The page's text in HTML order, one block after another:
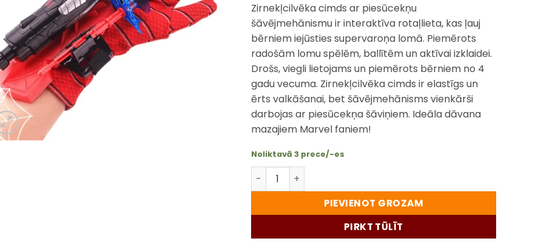
Zirnekļcilvēka cimds ar piesūcekņu
šāvējmehānismu ir interaktīva rotaļlieta, kas ļauj
bērniem iejūsties supervaroņa lomā. Piemērots
radošām lomu spēlēm, ballītēm un aktīvai izklaidei.
Drošs, viegli lietojams un piemērots bērniem no 4
gadu vecuma. Zirnekļcilvēka cimds ir elastīgs un
ērts valkāšanai, bet šāvējmehānisms vienkārši
darbojas ar piesūcekņa šāviņiem. Ideāla dāvana
mazajiem Marvel faniem!
Noliktavā 3 prece/-es
Zirnekļcilvēka Cimds ar šāvējmehānismu bērniem daudzums
PIEVIENOT GROZAM
PIRKT TŪLĪT